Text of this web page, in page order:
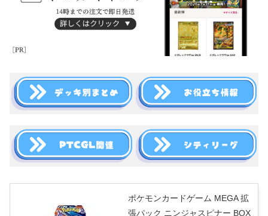
ポケモンカードゲーム MEGA 拡
張パック ニンジャスピナー BOX